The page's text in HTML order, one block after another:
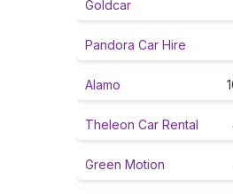
Goldcar
Pandora Car Hire
Alamo
Theleon Car Rental
Green Motion